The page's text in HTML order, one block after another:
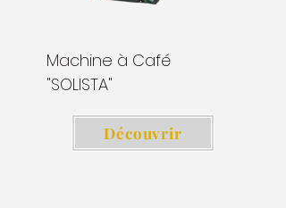
Machine à Café
"SOLISTA"
Découvrir